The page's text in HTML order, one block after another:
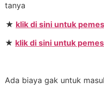
tanya
★ klik di sini untuk
★ klik di sini untuk
Ada biaya gak untuk